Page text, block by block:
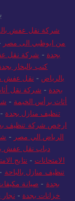
شركة نقل عفش
من ابوظبي الى مصر
بجدة - شركة نقل
كنب بالبخار
بالرياض - نقل عفش
بجدة - شركة نقل
أثاث برأس الخيمة -
تنظيف منازل بجدة -
ارخص شركة تنظيف
الرياض الي مصر -
دباب نقل عفش
الامتحانات - نتايج
تنظيف منازل بالباحة -
بجدة - صيانة
خزانات بجدة -